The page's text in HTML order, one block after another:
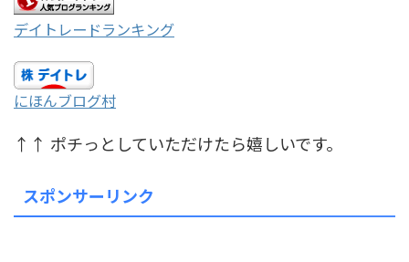
デイトレードランキング
にほんブログ村
↑↑ ポチっとしていただけたら嬉しいです。
スポンサーリンク